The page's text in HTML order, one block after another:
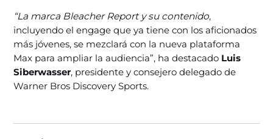
“La marca Bleacher Report y su contenido,
incluyendo el engage que ya tiene con los aficionados
más jóvenes, se mezclará con la nueva plataforma
Max para ampliar la audiencia”, ha destacado Luis
Siberwasser, presidente y consejero delegado de
Warner Bros Discovery Sports.